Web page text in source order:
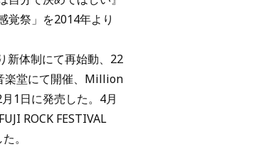
覚祭」を2014年より
新体制にて再始動、22
楽堂にて開催、Million
1日に発売した。4月
ROCK FESTIVAL
。